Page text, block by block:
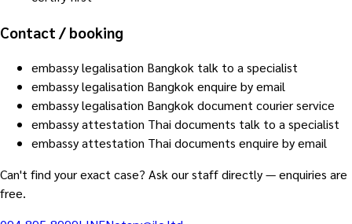
Contact / booking
embassy legalisation Bangkok talk to a specialist
embassy legalisation Bangkok enquire by email
embassy legalisation Bangkok document courier service
embassy attestation Thai documents talk to a specialist
embassy attestation Thai documents enquire by email
Can't find your exact case? Ask our staff directly — enquiries are
free.